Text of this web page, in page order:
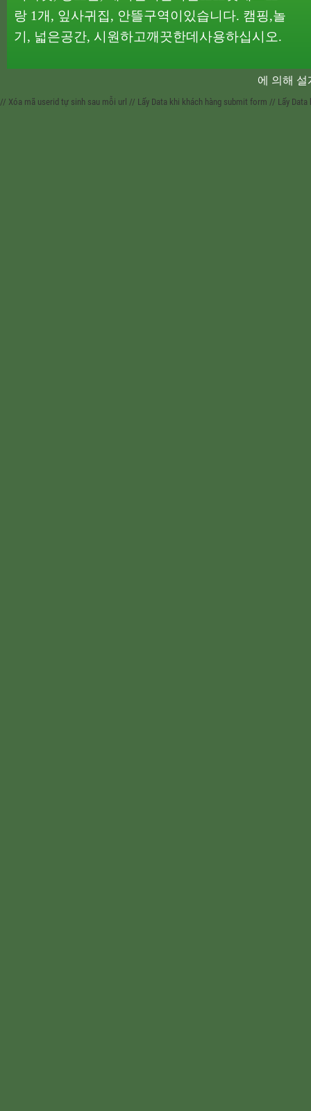
랑1 개 , 잎사귀 집, 안뜰구역이 있습니다. 캠핑,놀
기 , 넓은공간, 시원하고깨끗한데 사용하십시오.
에 의해 설
// Xóa mã userid tự sinh sau mỗi url // Lấy Data khi khách hàng submit form // Lấy Data